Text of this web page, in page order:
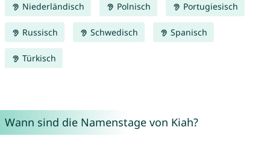
Niederländisch Polnisch Portugiesisch
Russisch Schwedisch Spanisch
Türkisch
Wann sind die Namenstage von Kiah?